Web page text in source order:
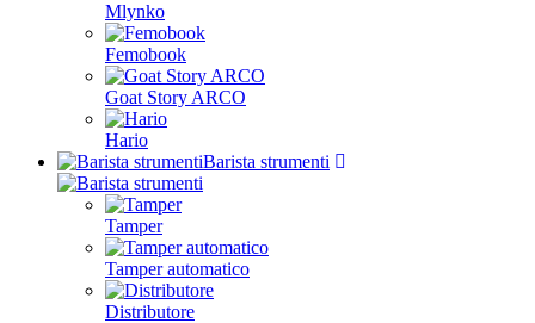
Mlynko
Femobook
Goat Story ARCO
Hario
Barista strumenti
Tamper
Tamper automatico
Distributore